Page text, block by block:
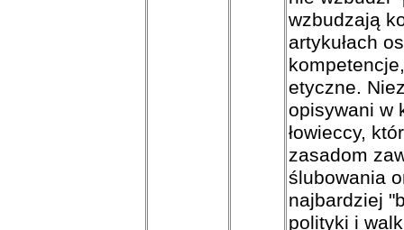
wzbudzają
artykułach
etyczne.
opisywani w
łowieccy,
zasadom
ślubowania
najbardziej
polityki i